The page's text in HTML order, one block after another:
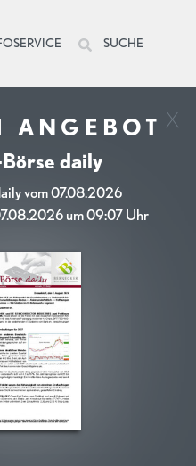
SUCHE
ANGEBOT
daily
vom 07.08.2026
um 09:07 Uhr